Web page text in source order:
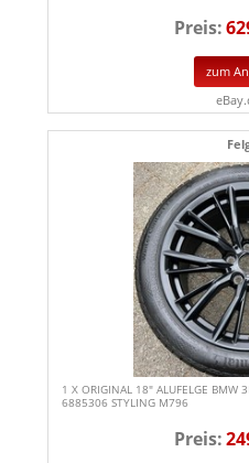
Preis:
zum
1 X ORIGINAL 18" ALUFELGE BMW
6885306 STYLING M796
Preis: